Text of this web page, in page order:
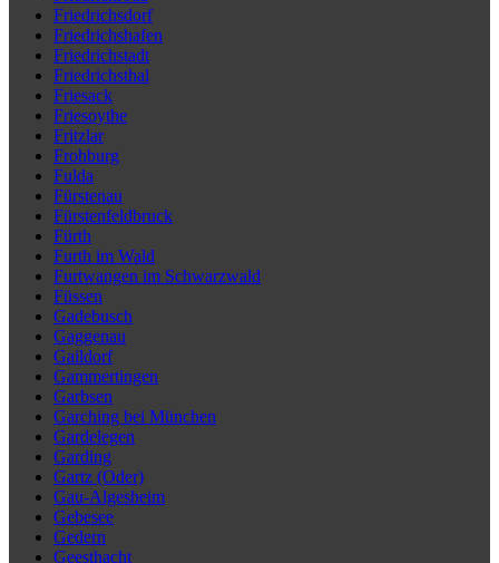
Friedrichsdorf
Friedrichshafen
Friedrichstadt
Friedrichsthal
Friesack
Friesoythe
Fritzlar
Frohburg
Fulda
Fürstenau
Fürstenfeldbruck
Fürth
Furth im Wald
Furtwangen im Schwarzwald
Füssen
Gadebusch
Gaggenau
Gaildorf
Gammertingen
Garbsen
Garching bei München
Gardelegen
Garding
Gartz (Oder)
Gau-Algesheim
Gebesee
Gedern
Geesthacht